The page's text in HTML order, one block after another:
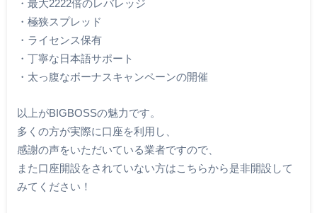
・最大2222倍のレバレッジ
・極狭スプレッド
・ライセンス保有
・丁寧な日本語サポート
・太っ腹なボーナスキャンペーンの開催
以上がBIGBOSSの魅力です。
多くの方が実際に口座を利用し、
感謝の声をいただいている業者ですので、
また口座開設をされていない方はこちらから是非開設して
みてください！